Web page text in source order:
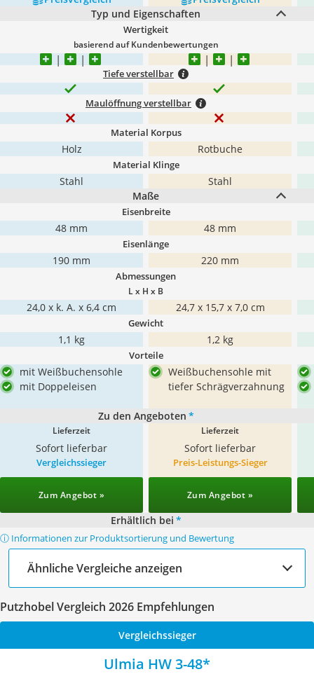
Typ und Eigenschaften
Wertigkeit
basierend auf Kundenbewertungen
Tiefe verstellbar
Maulöffnung verstellbar
Material Korpus
Holz Rotbuche
Material Klinge
Stahl
Stahl
Maße
Eisenbreite
48 mm 48 mm
Eisenlänge
190 mm 220 mm
Abmessungen
L x H x B
24,0 x k. A. x 6,4 cm 24,7 x 15,7 x 7,0 cm
Gewicht
1,1 kg 1,2 kg
Vorteile
mit Weißbuchensohle
mit Doppeleisen
Weißbuchensohle mit
tiefer Schrägverzahnung
Zu den Angeboten *
Lieferzeit
Sofort lieferbar
Lieferzeit
Sofort lieferbar
Vergleichssieger
Zum Angebot »
Preis-Leistungs-Sieger
Zum Angebot »
Erhältlich bei *
ⓘ Informationen zur Produktsortierung und Bewertung
Ähnliche Vergleiche anzeigen
Putzhobel Vergleich 2026 Empfehlungen
Vergleichssieger
Ulmia HW 3-48